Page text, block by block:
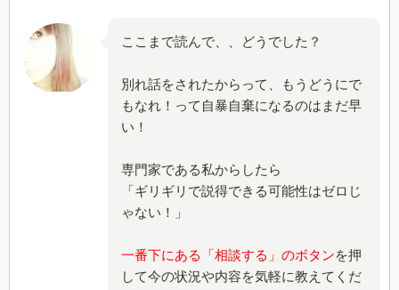
ここまで読んで、、どうでした？
別れ話をされたからって、もうどうにで
もなれ！って自暴自棄になるのはまだ早
い！
専門家である私からしたら
「ギリギリで説得できる可能性はゼロじ
ゃない！」
一番下にある 「相談する」のボタンを押
して今の状況や内容を気軽に教えてくだ